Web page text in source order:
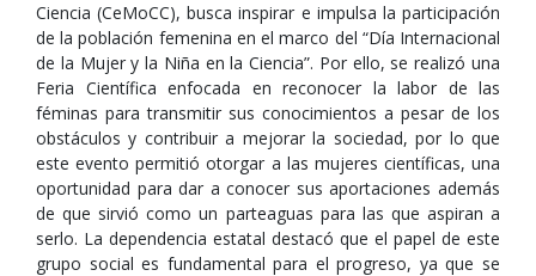
Ciencia (CeMoCC), busca inspirar e impulsa la participación
de la población femenina en el marco del “Día Internacional
de la Mujer y la Niña en la Ciencia”. Por ello, se realizó una
Feria Científica enfocada en reconocer la labor de las
féminas para transmitir sus conocimientos a pesar de los
obstáculos y contribuir a mejorar la sociedad, por lo que
este evento permitió otorgar a las mujeres científicas, una
oportunidad para dar a conocer sus aportaciones además
de que sirvió como un parteaguas para las que aspiran a
serlo. La dependencia estatal destacó que el papel de este
grupo social es fundamental para el progreso, ya que se